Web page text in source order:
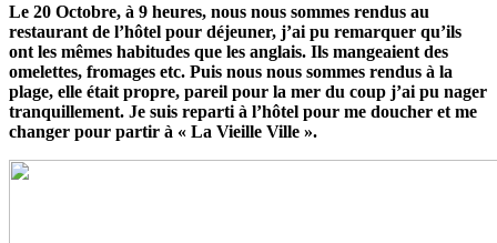
Le 20 Octobre, à 9 heures, nous nous sommes rendus au
restaurant de l’hôtel pour déjeuner, j’ai pu remarquer qu’ils
ont les mêmes habitudes que les anglais. Ils mangeaient des
omelettes, fromages etc. Puis nous nous sommes rendus à la
plage, elle était propre, pareil pour la mer du coup j’ai pu nager
tranquillement. Je suis reparti à l’hôtel pour me doucher et me
changer pour partir à « La Vieille Ville ».